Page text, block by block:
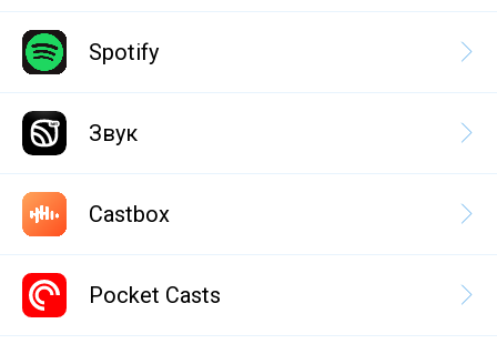
Spotify
Звук
Castbox
Pocket Casts